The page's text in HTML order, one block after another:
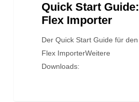
Quick Start Guide:
Flex Importer
Der Quick Start Guide für den
Flex ImporterWeitere
Downloads: